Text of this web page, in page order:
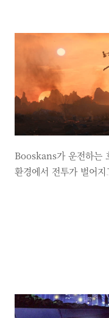
Booskans가 운전하는
환경에서 전투가 벌어